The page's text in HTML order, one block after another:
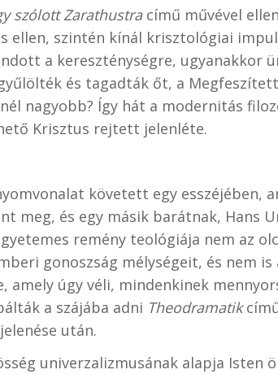
szólott Zarathustracímű művével
ellen, szintén kínál krisztológiai
a kereszténységre, ugyanakkor
és tagadták őt, a
nagyobb? Így hát a modernitás
Krisztus rejtett jelenléte.
követett egy esszéjében,
meg, és egy másik barátnak, Hans
remény teológiája nem az
gonoszság mélységeit, és nem is
amely úgy véli, mindenkinek
a szájába adni Theodramatik
után.
univerzalizmusának alapja Isten